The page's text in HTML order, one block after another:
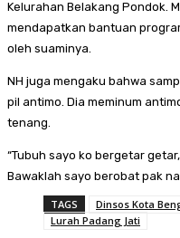
Kelurahan Belakang Pondok.
mendapatkan bantuan
oleh suaminya.
NH juga mengaku bahwa
pil antimo. Dia meminum
tenang.
“Tubuh sayo ko bergetar
Bawaklah sayo berobat pak
TAGS Dinsos Kota
Lurah Padang Jati